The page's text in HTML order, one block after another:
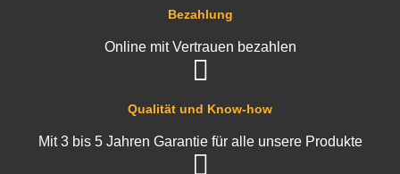
Qualität und Know-how
Mit 3 bis 5 Jahren Garantie für alle unsere Produkte
Bezahlung
Online mit Vertrauen bezahlen